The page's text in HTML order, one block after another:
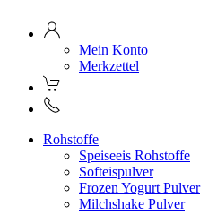
Mein Konto
Merkzettel
Rohstoffe
Speiseeis Rohstoffe
Softeispulver
Frozen Yogurt Pulver
Milchshake Pulver